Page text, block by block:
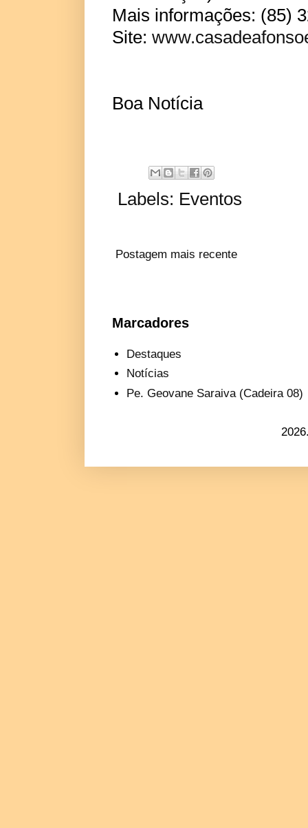
Mais informações: (85)
Site:
Boa Notícia
Labels: Eventos
Postagem mais recente
Marcadores
Destaques
Notícias
Pe. Geovane Saraiva (Cadeira 08)